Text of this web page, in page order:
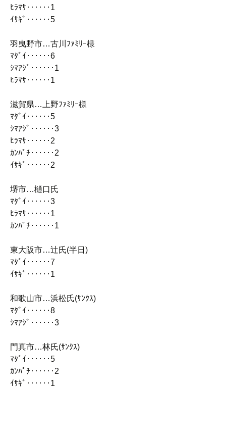
ﾋﾗﾏｻ‥‥‥1
ｲｻｷﾞ‥‥‥5
羽曳野市…古川ﾌｧﾐﾘｰ様
ﾏﾀﾞｲ‥‥‥6
ｼﾏｱｼﾞ‥‥‥1
ﾋﾗﾏｻ‥‥‥1
滋賀県…上野ﾌｧﾐﾘｰ様
ﾏﾀﾞｲ‥‥‥5
ｼﾏｱｼﾞ‥‥‥3
ﾋﾗﾏｻ‥‥‥2
ｶﾝﾊﾟﾁ‥‥‥2
ｲｻｷﾞ‥‥‥2
堺市…樋口氏
ﾏﾀﾞｲ‥‥‥3
ﾋﾗﾏｻ‥‥‥1
ｶﾝﾊﾟﾁ‥‥‥1
東大阪市…辻氏(半日)
ﾏﾀﾞｲ‥‥‥7
ｲｻｷﾞ‥‥‥1
和歌山市…浜松氏(ｻﾝｸｽ)
ﾏﾀﾞｲ‥‥‥8
ｼﾏｱｼﾞ‥‥‥3
門真市…林氏(ｻﾝｸｽ)
ﾏﾀﾞｲ‥‥‥5
ｶﾝﾊﾟﾁ‥‥‥2
ｲｻｷﾞ‥‥‥1